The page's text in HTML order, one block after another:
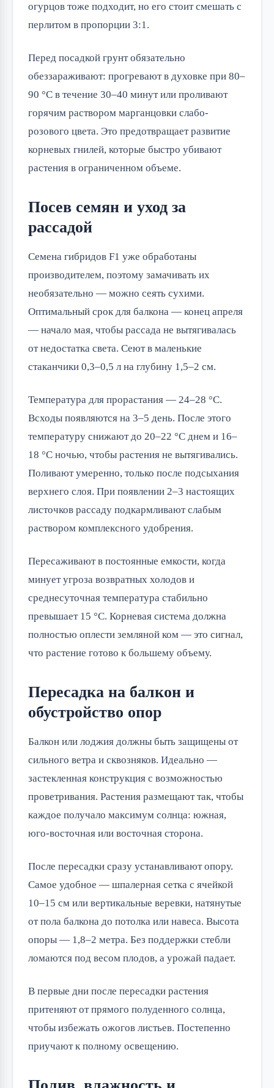
огурцов тоже подходит, но его стоит смешать с
перлитом в пропорции 3:1.
Перед посадкой грунт обязательно
обеззараживают: прогревают в духовке при 80–
90 °C в течение 30–40 минут или проливают
горячим раствором марганцовки слабо-
розового цвета. Это предотвращает развитие
корневых гнилей, которые быстро убивают
растения в ограниченном объеме.
Посев семян и уход за
рассадой
Семена гибридов F1 уже обработаны
производителем, поэтому замачивать их
необязательно — можно сеять сухими.
Оптимальный срок для балкона — конец апреля
— начало мая, чтобы рассада не вытягивалась
от недостатка света. Сеют в маленькие
стаканчики 0,3–0,5 л на глубину 1,5–2 см.
Температура для прорастания — 24–28 °C.
Всходы появляются на 3–5 день. После этого
температуру снижают до 20–22 °C днем и 16–
18 °C ночью, чтобы растения не вытягивались.
Поливают умеренно, только после подсыхания
верхнего слоя. При появлении 2–3 настоящих
листочков рассаду подкармливают слабым
раствором комплексного удобрения.
Пересаживают в постоянные емкости, когда
минует угроза возвратных холодов и
среднесуточная температура стабильно
превышает 15 °C. Корневая система должна
полностью оплести земляной ком — это сигнал,
что растение готово к большему объему.
Пересадка на балкон и
обустройство опор
Балкон или лоджия должны быть защищены от
сильного ветра и сквозняков. Идеально —
застекленная конструкция с возможностью
проветривания. Растения размещают так, чтобы
каждое получало максимум солнца: южная,
юго-восточная или восточная сторона.
После пересадки сразу устанавливают опору.
Самое удобное — шпалерная сетка с ячейкой
10–15 см или вертикальные веревки, натянутые
от пола балкона до потолка или навеса. Высота
опоры — 1,8–2 метра. Без поддержки стебли
ломаются под весом плодов, а урожай падает.
В первые дни после пересадки растения
притеняют от прямого полуденного солнца,
чтобы избежать ожогов листьев. Постепенно
приучают к полному освещению.